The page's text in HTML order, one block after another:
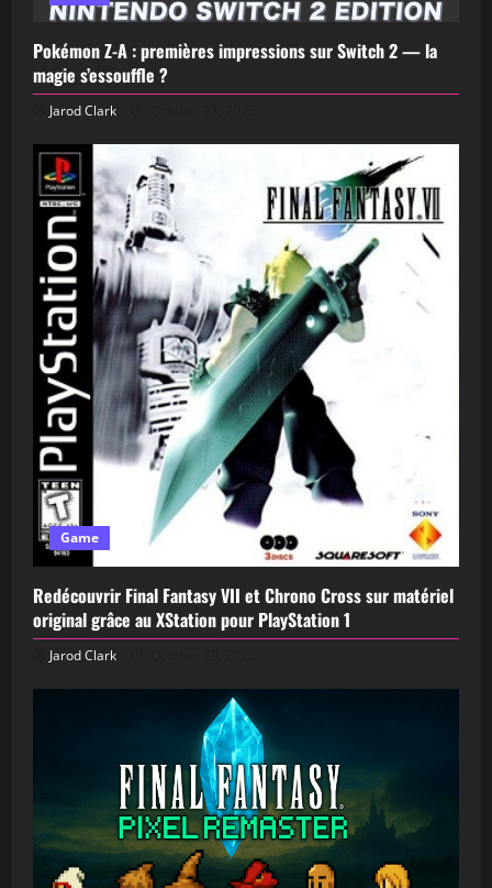
Pokémon Z-A : premières impressions sur Switch 2 — la
magie s’essouffle ?
Jarod Clark
Game
Redécouvrir Final Fantasy VII et Chrono Cross sur matériel
original grâce au XStation pour PlayStation 1
Jarod Clark